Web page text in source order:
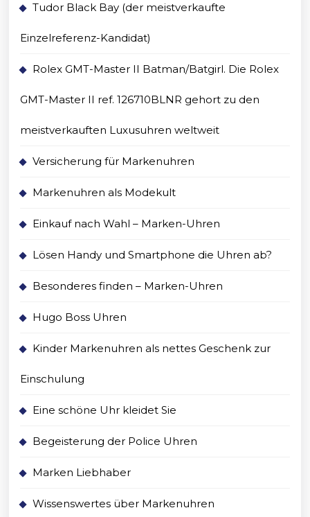
Tudor Black Bay (der meistverkaufte
Einzelreferenz-Kandidat)
Rolex GMT-Master II Batman/Batgirl. Die Rolex
GMT-Master II ref. 126710BLNR gehort zu den
meistverkauften Luxusuhren weltweit
Versicherung für Markenuhren
Markenuhren als Modekult
Einkauf nach Wahl – Marken-Uhren
Lösen Handy und Smartphone die Uhren ab?
Besonderes finden – Marken-Uhren
Hugo Boss Uhren
Kinder Markenuhren als nettes Geschenk zur
Einschulung
Eine schöne Uhr kleidet Sie
Begeisterung der Police Uhren
Marken Liebhaber
Wissenswertes über Markenuhren